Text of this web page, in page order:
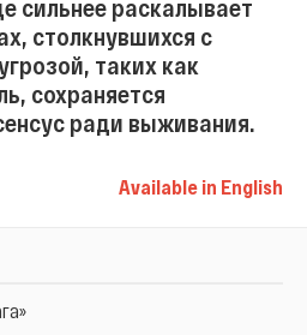
сильнее раскалывает
столкнувшихся с
таких как
сохраняется
ради выживания.
Available in English